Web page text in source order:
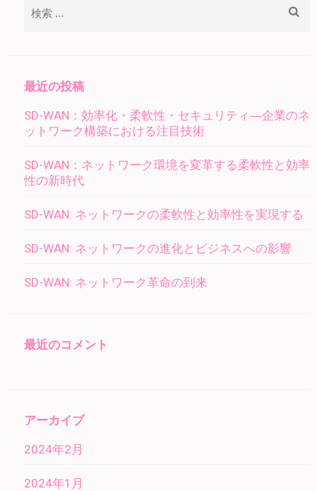
最近の投稿
SD-WAN：効率化・柔軟性・セキュリティ―企業のネ
ットワーク構築における注目技術
SD-WAN：ネットワーク環境を変革する柔軟性と効率
性の新時代
SD-WAN: ネットワークの柔軟性と効率性を実現する
SD-WAN: ネットワークの進化とビジネスへの影響
SD-WAN: ネットワーク革命の到来
最近のコメント
アーカイブ
2024年2月
2024年1月